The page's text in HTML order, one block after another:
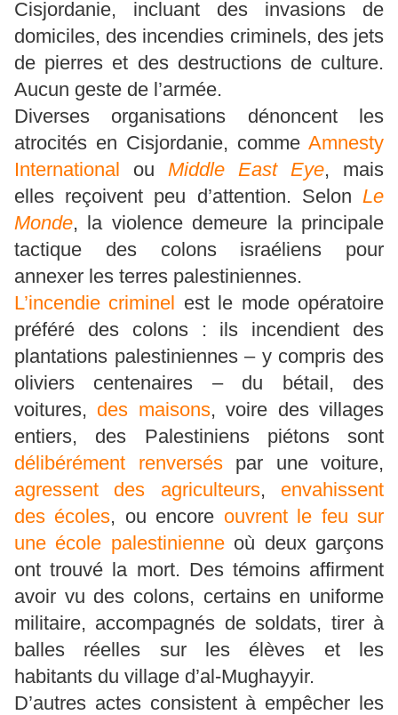
Cisjordanie, incluant des invasions de
domiciles, des incendies criminels, des jets
de pierres et des destructions de culture.
Aucun geste de l’armée.
Diverses organisations dénoncent les
atrocités en Cisjordanie, comme Amnesty
International ou Middle East Eye, mais
elles reçoivent peu d’attention. Selon Le
Monde, la violence demeure la principale
tactique des colons israéliens pour
annexer les terres palestiniennes.
L’incendie criminel est le mode opératoire
préféré des colons : ils incendient des
plantations palestiniennes – y compris des
oliviers centenaires – du bétail, des
voitures, des maisons, voire des villages
entiers, des Palestiniens piétons sont
délibérément renverséspar une voiture,
agressent des agriculteurs, envahissent
des écoles, ou encore ouvrent le feu sur
une école palestinienneoù deux garçons
ont trouvé la mort. Des témoins affirment
avoir vu des colons, certains en uniforme
militaire, accompagnés de soldats, tirer à
balles réelles sur les élèves et les
habitants du village d’al-Mughayyir.
D’autres actes consistent à empêcher les